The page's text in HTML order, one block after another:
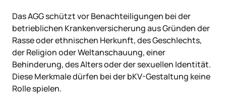
Das AGG schützt vor Benachteiligungen bei der
betrieblichen Krankenversicherung aus Gründen der
Rasse oder ethnischen Herkunft, des Geschlechts,
der Religion oder Weltanschauung, einer
Behinderung, des Alters oder der sexuellen Identität.
Diese Merkmale dürfen bei der bKV-Gestaltung keine
Rolle spielen.